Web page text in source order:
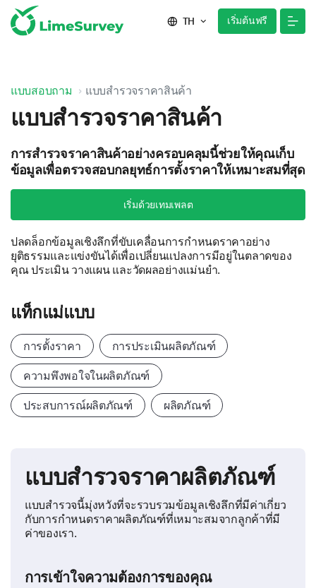
TH เริ่มต้นฟรี
แบบสอบถาม แบบสำรวจราคาสินค้า
แบบสำรวจราคาสินค้า
การสำรวจราคาสินค้าอย่างครอบคลุมนี้ช่วยให้คุณเก็บ
ข้อมูลเพื่อตรวจสอบกลยุทธ์การตั้งราคาให้เหมาะสมที่สุด
เริ่มด้วยเทมเพลต
ปลดล็อกข้อมูลเชิงลึกที่ขับเคลื่อนการกำหนดราคาอย่าง
ยุติธรรมและแข่งขันได้เพื่อเปลี่ยนแปลงการมีอยู่ในตลาดของ
คุณ ประเมิน วางแผน และวัดผลอย่างแม่นยำ.
แท็กแม่แบบ
การตั้งราคา การประเมินผลิตภัณฑ์
ความพึงพอใจในผลิตภัณฑ์
ประสบการณ์ผลิตภัณฑ์ ผลิตภัณฑ์
แบบสำรวจราคาผลิตภัณฑ์
แบบสำรวจนี้มุ่งหวังที่จะรวบรวมข้อมูลเชิงลึกที่มีค่าเกี่ยว
กับการกำหนดราคาผลิตภัณฑ์ที่เหมาะสมจากลูกค้าที่มี
ค่าของเรา.
การเข้าใจความต้องการของคุณ